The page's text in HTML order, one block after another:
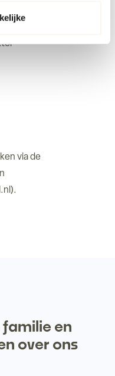
via de
en
over ons